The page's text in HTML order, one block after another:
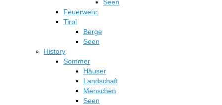
Seen
Feuerwehr
Tirol
Berge
Seen
History
Sommer
Häuser
Landschaft
Menschen
Seen